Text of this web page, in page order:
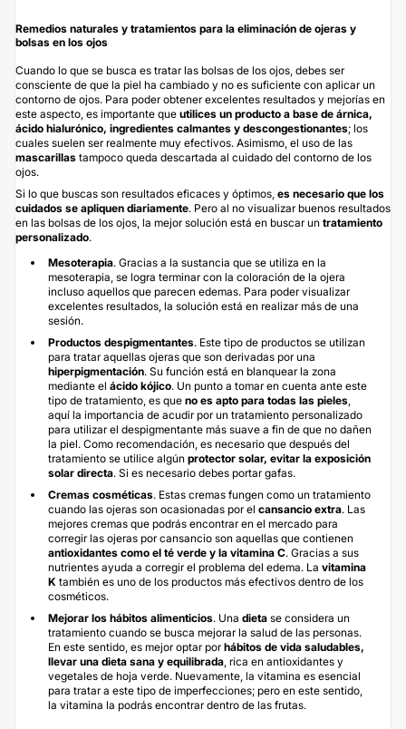
Remedios naturales y tratamientos para la eliminación de ojeras y
bolsas en los ojos
Cuando lo que se busca es tratar las bolsas de los ojos, debes ser
consciente de que la piel ha cambiado y no es suficiente con aplicar un
contorno de ojos. Para poder obtener excelentes resultados y mejorías en
este aspecto, es importante que utilices un producto a base de árnica,
ácido hialurónico, ingredientes calmantes y descongestionantes; los
cuales suelen ser realmente muy efectivos. Asimismo, el uso de las
mascarillas tampoco queda descartada al cuidado del contorno de los
ojos.
Si lo que buscas son resultados eficaces y óptimos, es necesario que los
cuidados se apliquen diariamente. Pero al no visualizar buenos resultados
en las bolsas de los ojos, la mejor solución está en buscar un tratamiento
personalizado.
Mesoterapia. Gracias a la sustancia que se utiliza en la
mesoterapia, se logra terminar con la coloración de la ojera
incluso aquellos que parecen edemas. Para poder visualizar
excelentes resultados, la solución está en realizar más de una
sesión.
Productos despigmentantes. Este tipo de productos se utilizan
para tratar aquellas ojeras que son derivadas por una
hiperpigmentación. Su función está en blanquear la zona
mediante el ácido kójico. Un punto a tomar en cuenta ante este
tipo de tratamiento, es que no es apto para todas las pieles
aquí la importancia de acudir por un tratamiento personalizado
para utilizar el despigmentante más suave a fin de que no dañen
la piel. Como recomendación, es necesario que después del
tratamiento se utilice algún protector solar, evitar la exposición
solar directa. Si es necesario debes portar gafas.
Cremas cosméticas. Estas cremas fungen como un tratamiento
cuando las ojeras son ocasionadas por el cansancio extra. Las
mejores cremas que podrás encontrar en el mercado para
corregir las ojeras por cansancio son aquellas que contienen
antioxidantes como el té verde y la vitamina C. Gracias a sus
nutrientes ayuda a corregir el problema del edema. La vitamina
K también es uno de los productos más efectivos dentro de los
cosméticos.
Mejorar los hábitos alimenticios. Una dieta se considera un
tratamiento cuando se busca mejorar la salud de las personas.
En este sentido, es mejor optar por hábitos de vida saludables,
llevar una dieta sana y equilibrada , rica en antioxidantes y
vegetales de hoja verde. Nuevamente, la vitamina es esencial
para tratar a este tipo de imperfecciones; pero en este sentido,
la vitamina la podrás encontrar dentro de las frutas.